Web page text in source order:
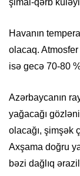
şimal-qərb
Havanın
olacaq.
isə gecə 70-80
Azərbaycanın
yağacağı
olacağı, şimşək
Axşama doğru
bəzi dağlıq